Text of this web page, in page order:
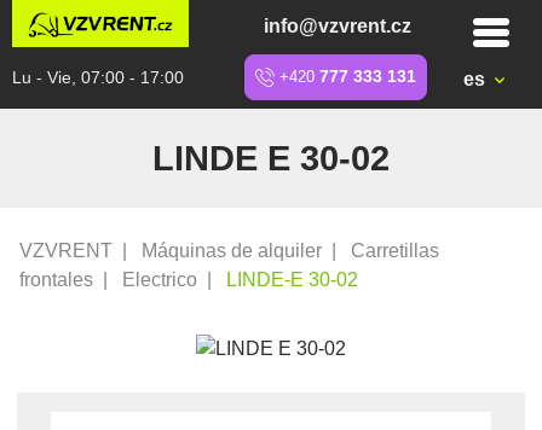
info@vzvrent.cz
Lu - Vie, 07:00 - 17:00 +420 777 333 131 es
LINDE E 30-02
VZVRENT Máquinas de alquiler
Carretillas
frontales
Electrico LINDE-E 30-02